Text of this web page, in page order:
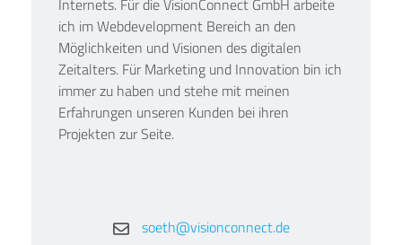
Internets. Für die VisionConnect GmbH arbeite
ich im Webdevelopment Bereich an den
Möglichkeiten und Visionen des digitalen
Zeitalters. Für Marketing und Innovation bin ich
immer zu haben und stehe mit meinen
Erfahrungen unseren Kunden bei ihren
Projekten zur Seite.
soeth@visionconnect.de